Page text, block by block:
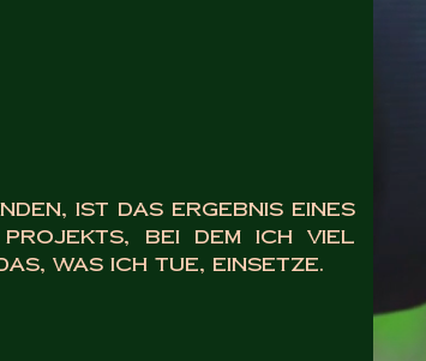
ist das Ergebnis eines
bei dem ich viel
was ich tue, einsetze.